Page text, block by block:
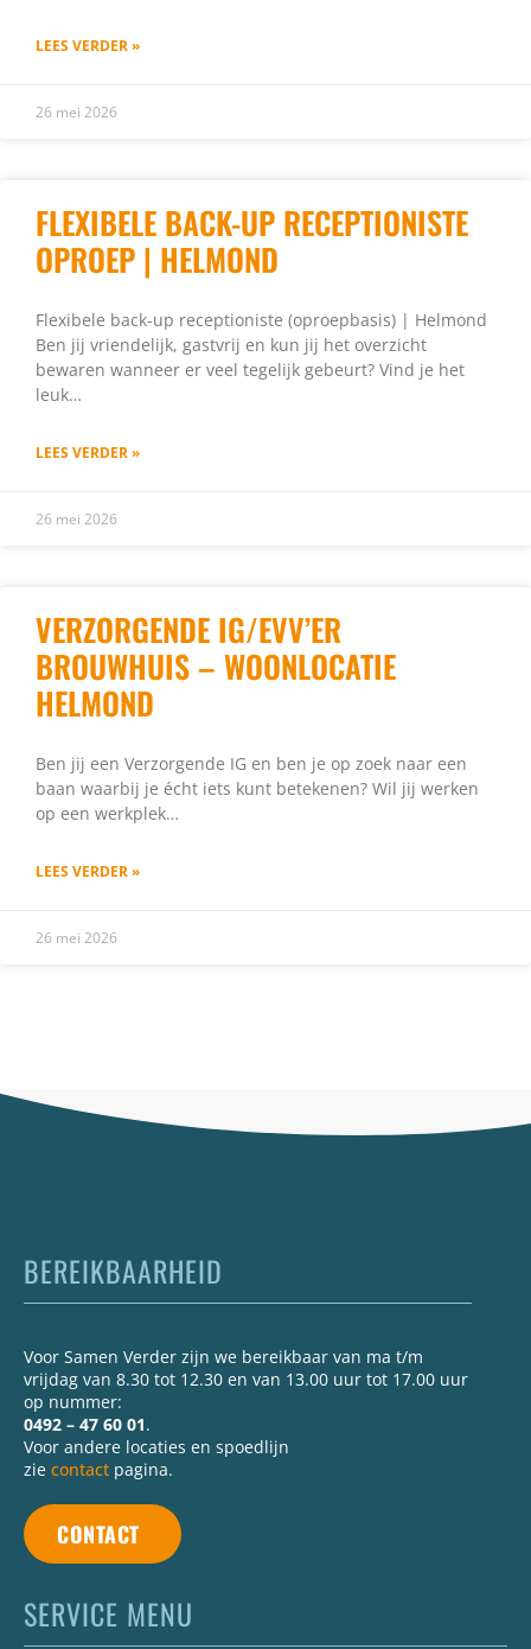
LEES VERDER »
26 mei 2026
FLEXIBELE BACK-UP RECEPTIONISTE
OPROEP | HELMOND
Flexibele back-up receptioniste (oproepbasis) | Helmond
Ben jij vriendelijk, gastvrij en kun jij het overzicht
bewaren wanneer er veel tegelijk gebeurt? Vind je het
leuk…
LEES VERDER »
26 mei 2026
VERZORGENDE IG/EVV’ER
BROUWHUIS – WOONLOCATIE
HELMOND
Ben jij een Verzorgende IG en ben je op zoek naar een
baan waarbij je écht iets kunt betekenen? Wil jij werken
op een werkplek…
LEES VERDER »
26 mei 2026
BEREIKBAARHEID
Voor Samen Verder zijn we bereikbaar van ma t/m
vrijdag van 8.30 tot 12.30 en van 13.00 uur tot 17.00 uur
op nummer:
0492 – 47 60 01.
Voor andere locaties en spoedlijn
zie contact pagina.
CONTACT
SERVICE MENU